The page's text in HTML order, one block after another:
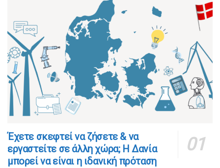
​​Έχετε σκεφτεί να ζήσετε & να
εργαστείτε σε άλλη χώρα; Η Δανία
μπορεί να είναι η ιδανική πρόταση